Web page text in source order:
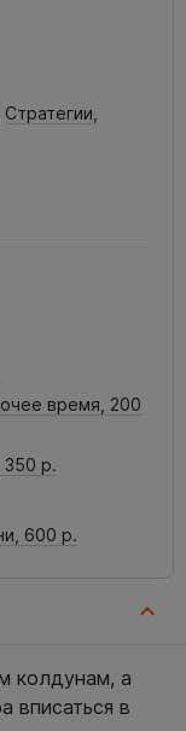
Стратегии
время, 200
350 р.
600 р.
колдунам, а
вписаться в